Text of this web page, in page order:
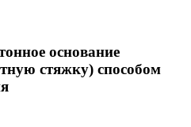
основание
стяжку) способом